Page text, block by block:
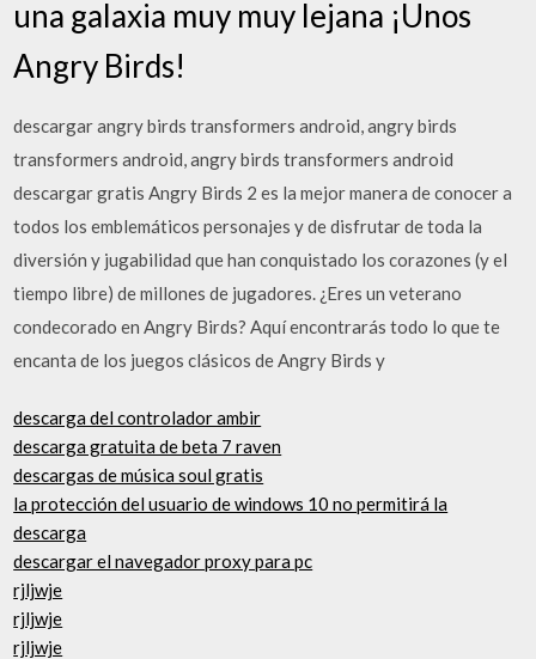
una galaxia muy muy lejana ¡Unos
Angry Birds!
descargar angry birds transformers android, angry birds
transformers android, angry birds transformers android
descargar gratis Angry Birds 2 es la mejor manera de conocer a
todos los emblemáticos personajes y de disfrutar de toda la
diversión y jugabilidad que han conquistado los corazones (y el
tiempo libre) de millones de jugadores. ¿Eres un veterano
condecorado en Angry Birds? Aquí encontrarás todo lo que te
encanta de los juegos clásicos de Angry Birds y
descarga del controlador ambir
descarga gratuita de beta 7 raven
descargas de música soul gratis
la protección del usuario de windows 10 no permitirá la
descarga
descargar el navegador proxy para pc
rjljwje
rjljwje
rjljwje